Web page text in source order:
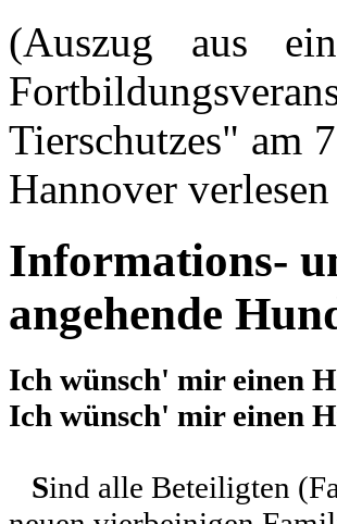
(Auszug aus
Tierschutzes" am
Hannover
Informations-
angehende
Ich wünsch' mir einen
Ich wünsch' mir einen
Sind alle Beteiligten